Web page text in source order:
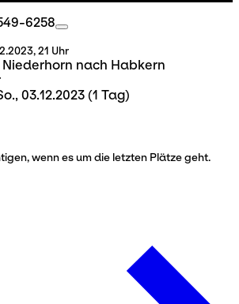
6258
21 Uhr
nach Habkern
03.12.2023 (1 Tag)
wenn es um die letzten Plätze geht.